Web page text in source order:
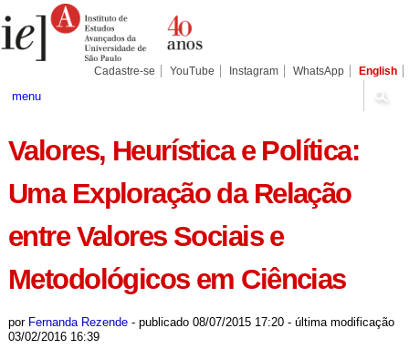
para
conteúdo.
Pessoais
Cadastre-se YouTube Instagram WhatsApp English
menu
Valores, Heurística e Política:
Uma Exploração da Relação
entre Valores Sociais e
Metodológicos em Ciências
por Fernanda Rezende - publicado08/07/2015 17:20 - última modificação
03/02/2016 16:39